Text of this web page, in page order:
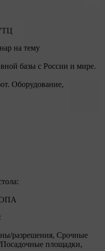
на тему
базы с России и мире.
Оборудование,
разрешения, Срочные
площадки,